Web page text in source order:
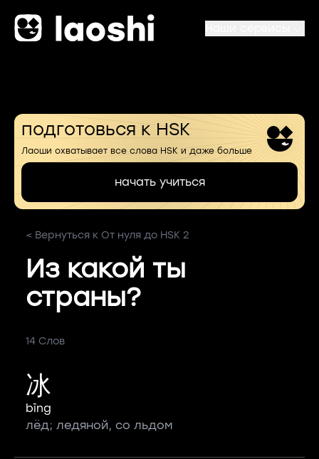
подготовься к HSK
Лаоши охватывает все слова HSK и даже больше
начать учиться
< Вернуться к От нуля до HSK 2
Из какой ты
страны?
14 Слов
冰
bīng
лёд; ледяной, со льдом